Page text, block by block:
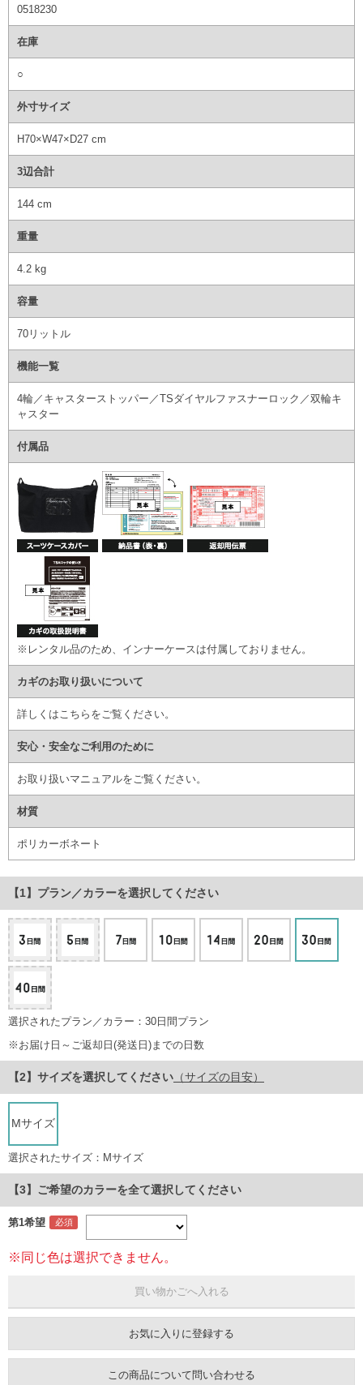
0518230
在庫
○
外寸サイズ
H70×W47×D27 cm
3辺合計
144 cm
重量
4.2 kg
容量
70リットル
機能一覧
4輪／キャスターストッパー／TSダイヤルファスナーロック／双輪キ
ャスター
付属品
※レンタル品のため、インナーケースは付属しておりません。
カギのお取り扱いについて
詳しくはこちら をご覧ください。
安心・安全なご利用のために
お取り扱いマニュアルをご覧ください。
材質
ポリカーボネート
プラン／カラーを選択してください
選択されたプラン／カラー：30日間プラン
※お届け日～ご返却日(発送日)までの日数
サイズを選択してください （サイズの目安）
Mサイズ
選択されたサイズ：Mサイズ
【3】ご希望のカラーを全て選択してください
第1希望
※同じ色は選択できません。
お気に入りに登録する
この商品について問い合わせる